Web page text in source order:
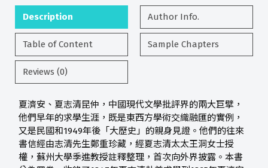
Description Author Info.
Table of Content Sample Chapters
Reviews (0)
夏濟安、夏志清昆仲，中國現代文學批評界的兩大巨擘，
他們早年的求學生涯，既是東西方學術交織融匯的實例，
又是民國和1949年後「大歷史」的親身見證。他們的往來
書信經由志清先生鄭重珍藏，經夏志清太太王洞女士授
權，蘇州大學季進教授註釋整理，首次向外界披露。本書